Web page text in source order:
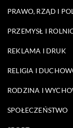
PRAWO, RZĄD I
PRZEMYSŁ I
REKLAMA I DRUK
RELIGIA I
RODZINA I
SPOŁECZEŃSTWO